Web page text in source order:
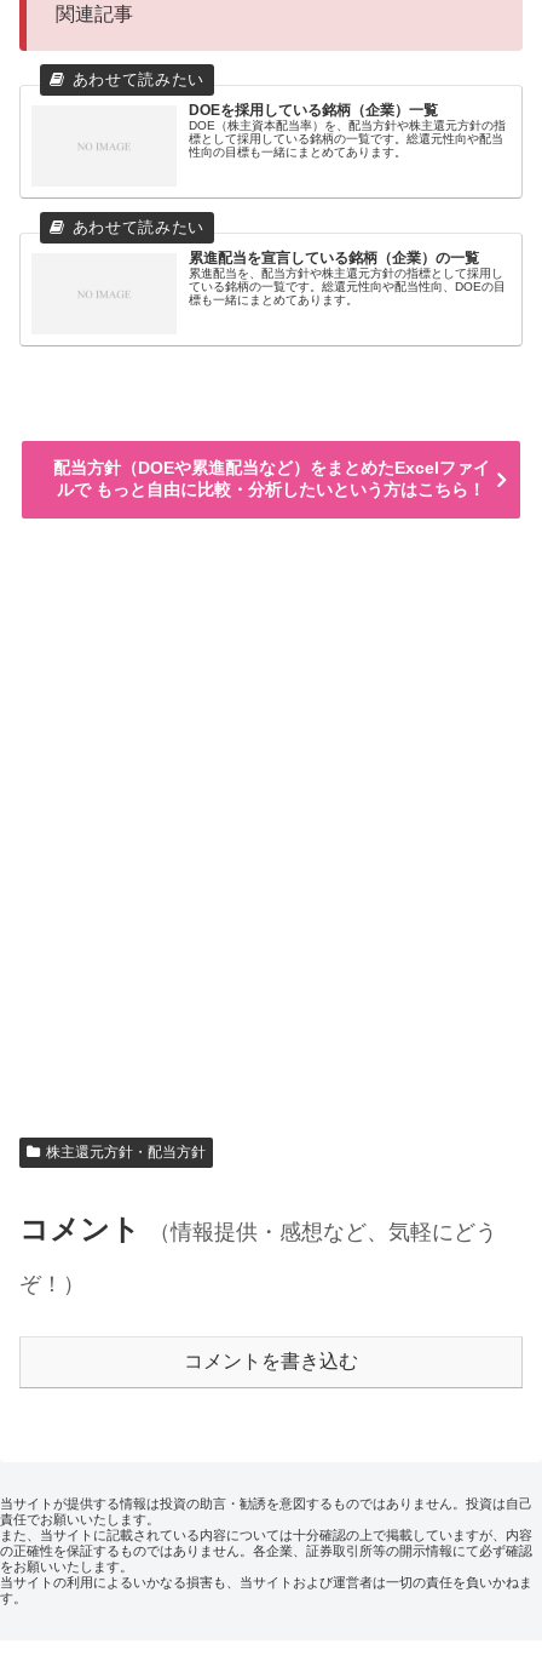
関連記事
DOEを採用している銘柄（企業）一覧
DOE（株主資本配当率）を、配当方針や株主還元方針の指
標として採用している銘柄の一覧です。総還元性向や配当
性向の目標も一緒にまとめてあります。
累進配当を宣言している銘柄（企業）の一覧
累進配当を、配当方針や株主還元方針の指標として採用し
ている銘柄の一覧です。総還元性向や配当性向、DOEの目
標も一緒にまとめてあります。
配当方針（DOEや累進配当など）をまとめたExcelファイ
ルで もっと自由に比較・分析したいという方はこちら！
株主還元方針・配当方針
コメント
（情報提供・感想など、気軽にどう
ぞ！）
コメントを書き込む
当サイトが提供する情報は投資の助言・勧誘を意図するものではありません。投資は自己
責任でお願いいたします。
また、当サイトに記載されている内容については十分確認の上で掲載していますが、内容
の正確性を保証するものではありません。各企業、証券取引所等の開示情報にて必ず確認
をお願いいたします。
当サイトの利用によるいかなる損害も、当サイトおよび運営者は一切の責任を負いかねま
す。